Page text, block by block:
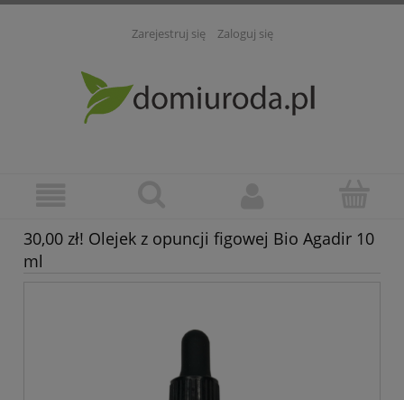
Zarejestruj się Zaloguj się
30,00 zł! Olejek z opuncji figowej Bio Agadir 10
ml